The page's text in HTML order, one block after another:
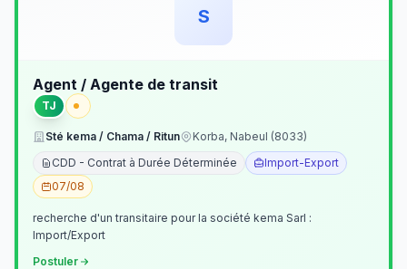
S
Agent / Agente de transit
TJ
Sté kema / Chama / Ritun
Korba, Nabeul (8033)
CDD - Contrat à Durée Déterminée
Import-Export
07/08
recherche d'un transitaire pour la société kema Sarl :
Import/Export
Postuler